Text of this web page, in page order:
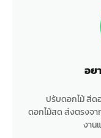
อย
ปรับดอกไม้ สีด
ดอกไม้สด ส่งตรงจ
งาน